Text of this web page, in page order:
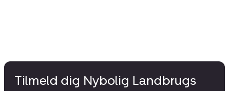
Tilmeld dig Nybolig Landbrugs